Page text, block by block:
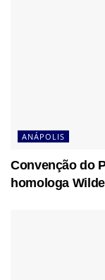
ANÁPOLIS
Convenção do
homologa